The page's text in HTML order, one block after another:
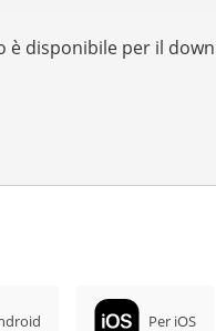
è disponibile per il
Per iOS